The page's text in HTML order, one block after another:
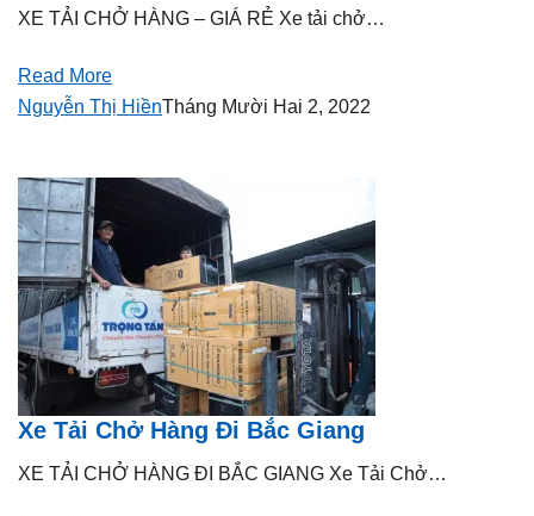
XE TẢI CHỞ HÀNG – GIÁ RẺ Xe tải chở…
Read More
Nguyễn Thị HiềnTháng Mười Hai 2, 2022
Xe Tải Chở Hàng Đi Bắc Giang
XE TẢI CHỞ HÀNG ĐI BẮC GIANG Xe Tải Chở…